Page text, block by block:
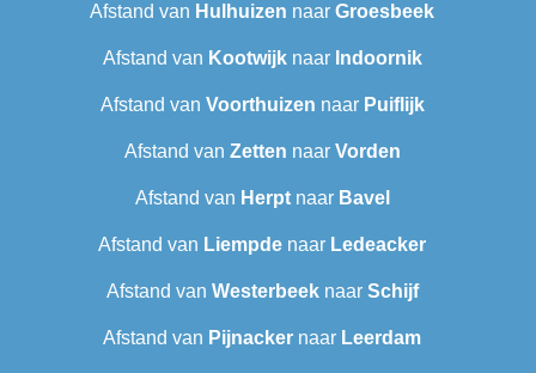
Afstand van Hulhuizen naar Groesbeek
Afstand van Kootwijknaar Indoornik
Afstand van Voorthuizen naar Puiflijk
Afstand van Zetten naar Vorden
Afstand van Herptnaar Bavel
Afstand van Liempde naar Ledeacker
Afstand van Westerbeeknaar Schijf
Afstand van Pijnacker naar Leerdam